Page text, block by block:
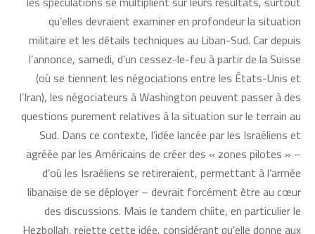
qu’elles devraient examiner en profondeur la situation
militaire et les détails techniques au Liban-Sud. Car depuis
l’annonce, samedi, d’un cessez-le-feu à partir de la Suisse
(où se tiennent les négociations entre les États-Unis et
l’Iran), les négociateurs à Washington peuvent passer à des
questions purement relatives à la situation sur le terrain au
Sud. Dans ce contexte, l’idée lancée par les Israéliens et
agréée par les Américains de créer des « zones pilotes » –
d’où les Israéliens se retireraient, permettant à l’armée
libanaise de se déployer – devrait forcément être au cœur
des discussions. Mais le tandem chiite, en particulier le
Hezbollah, rejette cette idée, considérant qu’elle donne aux